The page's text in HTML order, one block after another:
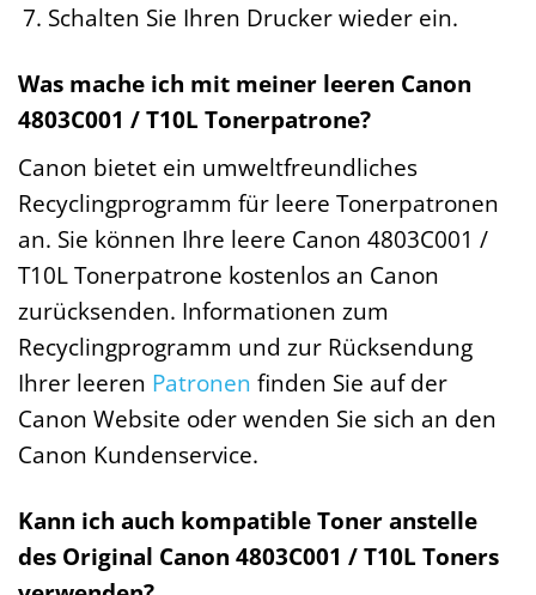
Schalten Sie Ihren Drucker wieder ein.
Was mache ich mit meiner leeren Canon
4803C001 / T10L Tonerpatrone?
Canon bietet ein umweltfreundliches
Recyclingprogramm für leere Tonerpatronen
an. Sie können Ihre leere Canon 4803C001 /
T10L Tonerpatrone kostenlos an Canon
zurücksenden. Informationen zum
Recyclingprogramm und zur Rücksendung
Ihrer leeren Patronen finden Sie auf der
Canon Website oder wenden Sie sich an den
Canon Kundenservice.
Kann ich auch kompatible Toner anstelle
des Original Canon 4803C001 / T10L Toners